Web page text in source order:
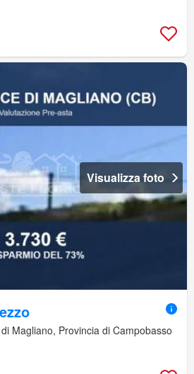
Visualizza foto
Magliano, Provincia di Campobasso